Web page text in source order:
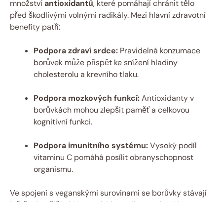
množstvíantioxidantů, které pomáhají chránit tělo
před škodlivými volnými radikály. Mezi hlavní zdravotní
benefity patří:
Podpora zdraví srdce: Pravidelná konzumace
borůvek může přispět ke snížení hladiny
cholesterolu a krevního tlaku.
Podpora mozkových funkcí:Antioxidanty v
borůvkách mohou zlepšit paměť a celkovou
kognitivní funkci.
Podpora imunitního systému:Vysoký podíl
vitaminu C pomáhá posílit obranyschopnost
organismu.
Ve spojení s veganskými surovinami se borůvky stávají